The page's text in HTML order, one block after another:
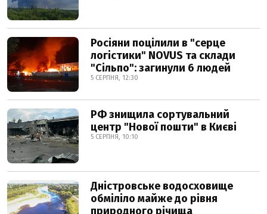
Росіяни поцілили в "серце
логістики" NOVUS та склади
"Сільпо": загинули 6 людей
5 СЕРПНЯ, 12:30
РФ знищила сортувальний
центр "Нової пошти" в Києві
5 СЕРПНЯ, 10:10
Дністровське водосховище
обміліло майже до рівня
природного річища